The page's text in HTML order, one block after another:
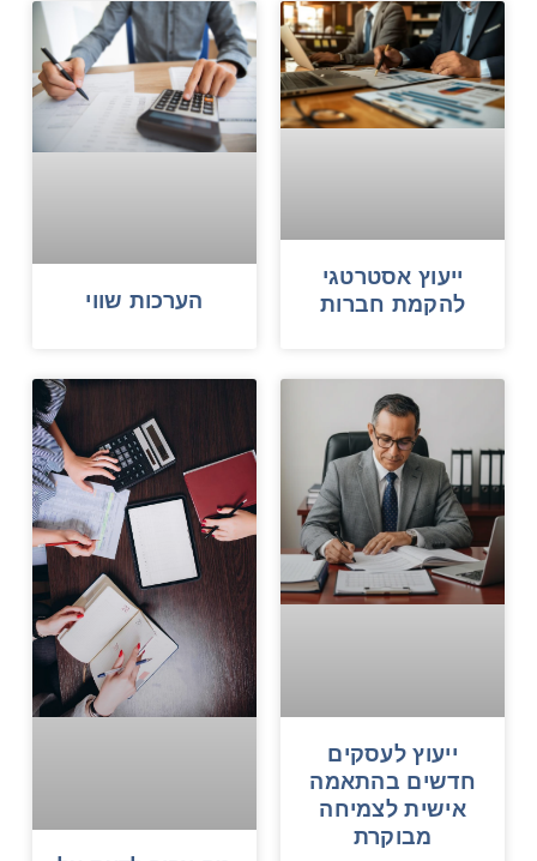
ייעוץ אסטרטגי
להקמת חברות
הערכות שווי
ייעוץ לעסקים
חדשים בהתאמה
אישית לצמיחה
מבוקרת